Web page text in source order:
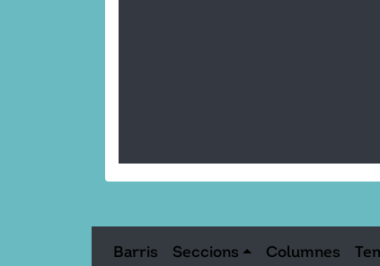
Barris Seccions Columnes